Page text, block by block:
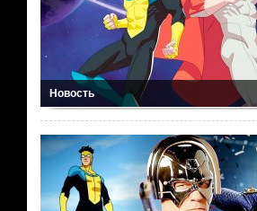
Новость